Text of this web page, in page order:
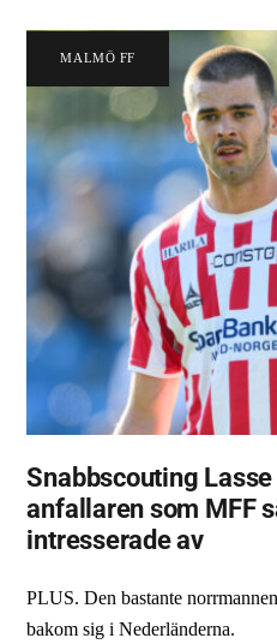
MALMÖ FF
Snabbscouting
anfallaren som MFF
intresserade av
PLUS. Den bastante
bakom sig i Nederländerna.